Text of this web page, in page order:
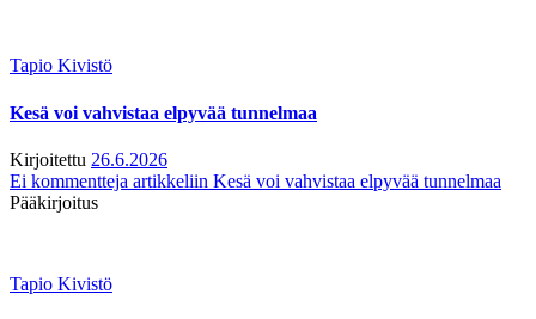
Tapio Kivistö
Kesä voi vahvistaa elpyvää tunnelmaa
Kirjoitettu 26.6.2026
Ei kommentteja artikkeliin Kesä voi vahvistaa elpyvää tunnelmaa
Pääkirjoitus
Tapio Kivistö